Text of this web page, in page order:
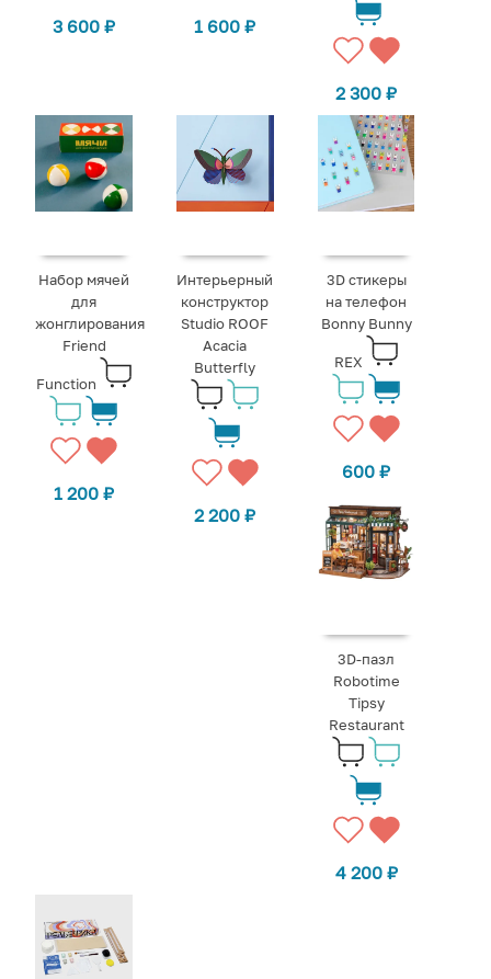
3 600₽ 1 600₽
2 300₽
Набор мячей
для
жонглирования
Friend
Function
1 200₽
Интерьерный
конструктор
Studio ROOF
Acacia
Butterfly
2 200₽
3D стикеры
на телефон
Bonny Bunny
REX
600₽
3D-пазл
Robotime
Tipsy
Restaurant
4 200 ₽